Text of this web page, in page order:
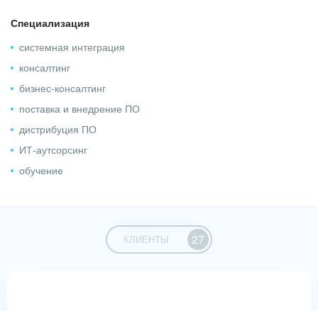
Специализация
системная интеграция
консалтинг
бизнес-консалтинг
поставка и внедрение ПО
дистрибуция ПО
ИТ-аутсорсинг
обучение
КЛИЕНТЫ 27